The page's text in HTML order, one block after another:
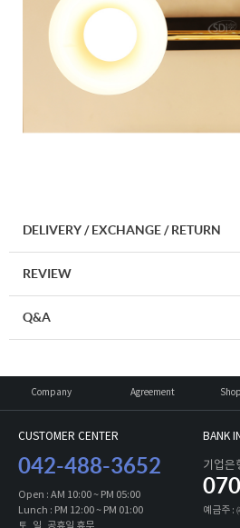
DELIVERY / EXCHANGE / RETURN
REVIEW
Q&A
Company Agreement
CUSTOMER CENTER
042-488-3652
Open : AM 10:00 ~ PM 05:00
Lunch : PM 12:00 ~ PM 01:00
BANK
기업은
예금주 :